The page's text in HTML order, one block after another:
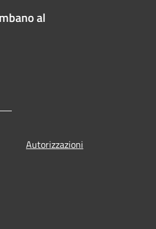
al
Autorizzazioni